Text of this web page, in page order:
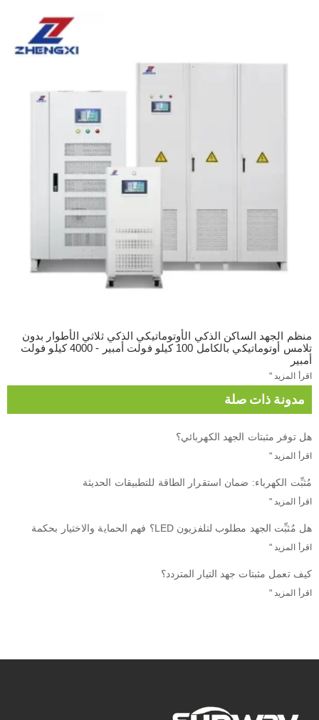
منظم الجهد الساكن الذكي الأوتوماتيكي الذكي ثلاثي الأطوار بدون
تلامس أوتوماتيكي بالكامل 100 كيلو فولت أمبير - 4000 كيلو فولت
أمبير
اقرأ المزيد "
مدونة ذات صلة
هل توفر مثبتات الجهد الكهربائي؟
اقرأ المزيد "
مُثبِّت الكهرباء: ضمان استقرار الطاقة للتطبيقات الحديثة
اقرأ المزيد "
هل مُثبِّت الجهد مطلوب لتلفزيون LED؟ فهم الحماية والاختيار بحكمة
اقرأ المزيد "
كيف تعمل مثبتات جهد التيار المتردد؟
اقرأ المزيد "